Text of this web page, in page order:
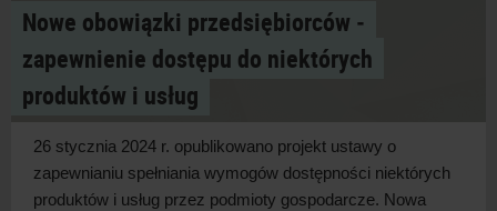
Nowe obowiązki przedsiębiorców ‑
zapewnienie dostępu do niektórych
produktów i usług
26 stycznia 2024 r. opublikowano projekt ustawy o
zapewnianiu spełniania wymogów dostępności niektórych
produktów i usług przez podmioty gospodarcze. Nowa